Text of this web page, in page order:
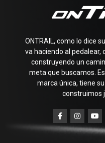
ONTRAIL, como lo dice
va haciendo al pedalear,
construyendo un
meta que buscamos.
marca única, tiene
construimos